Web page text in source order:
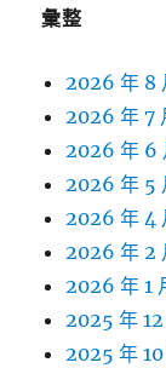
彙整
2026 年 8
2026 年 7
2026 年 6
2026 年 5
2026 年 4
2026 年 2
2026 年 1
2025 年 12
2025 年 10